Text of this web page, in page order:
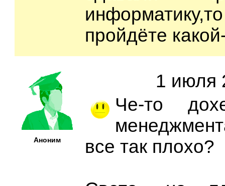
пройдёте
Аноним
1 июля
Че-то
все так плохо?